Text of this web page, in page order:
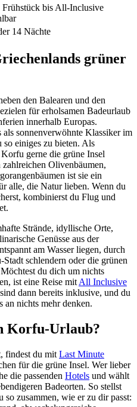
Frühstück bis All-Inclusive
14 Nächte
grüner
den Balearen und den
für erholsamen Badeurlaub
innerhalb Europas.
sonnenverwöhnte Klassiker im
einiges zu bieten. Als
gerne die grüne Insel
Olivenbäumen,
ist sie ein
alle, die Natur lieben. Wenn du
kombinierst du Flug und
Strände, idyllische Orte,
Genüsse aus der
am Wasser liegen, durch
schlendern oder die grünen
du dich um nichts
ist eine Reise mit All Inclusive
dann bereits inklusive, und du
an nichts mehr denken.
Korfu-Urlaub?
findest du mit Last Minute
für die grüne Insel. Wer lieber
die passenden Hotels und wählt
Badeorten. So stellst
zusammen, wie er zu dir passt: